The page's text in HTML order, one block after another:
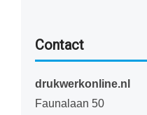
Contact
drukwerkonline.nl
Faunalaan 50